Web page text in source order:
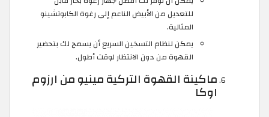
للتعديل من الأبيض الناعم إلى رغوة الكابوتشينو
المثالية.
يمكن لنظام التسخين السريع أن يسمح لك بتحضير
القهوة من دون الانتظار لوقت أطول.
ماكينة القهوة التركية مينيو من ارزوم
اوكا